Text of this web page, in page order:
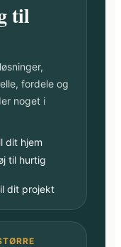
til
fordele og
noget i
dit hjem
til hurtig
dit projekt